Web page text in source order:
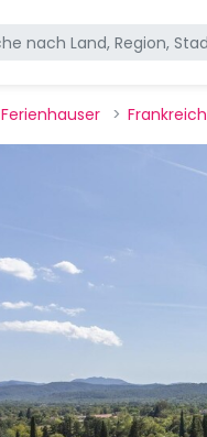
Ferienhauser Frankreich